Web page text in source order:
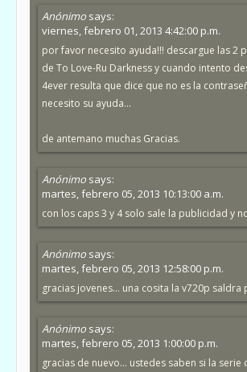
Anónimo says:
viernes, febrero 01, 2013 4:42:00 p.m.
por favor necesito ayuda!!! descargue las 2
de To Love-Ru Darkness y cuando intento
4ever resulta que dice que no es la
necesito su ayuda...
de antemano muchas Gracias.
Anónimo says:
martes, febrero 05, 2013 10:13:00 a.m.
con los caps 3 y 4 solo sale la publicidad y
Anónimo says:
martes, febrero 05, 2013 12:58:00 p.m.
gracias jovenes... una cosita la v720p saldra
Anónimo says:
martes, febrero 05, 2013 1:00:00 p.m.
gracias de nuevo... ustedes saben si la